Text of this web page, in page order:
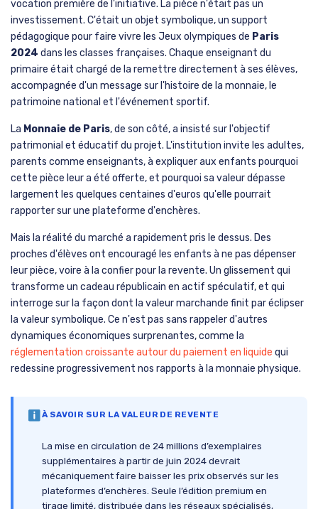
vocation première de l'initiative. La pièce n'était pas un
investissement. C'était un objet symbolique, un support
pédagogique pour faire vivre les Jeux olympiques de Paris
2024 dans les classes françaises. Chaque enseignant du
primaire était chargé de la remettre directement à ses élèves,
accompagnée d'un message sur l'histoire de la monnaie, le
patrimoine national et l'événement sportif.
La Monnaie de Paris, de son côté, a insisté sur l'objectif
patrimonial et éducatif du projet. L'institution invite les adultes,
parents comme enseignants, à expliquer aux enfants pourquoi
cette pièce leur a été offerte, et pourquoi sa valeur dépasse
largement les quelques centaines d'euros qu'elle pourrait
rapporter sur une plateforme d'enchères.
Mais la réalité du marché a rapidement pris le dessus. Des
proches d'élèves ont encouragé les enfants à ne pas dépenser
leur pièce, voire à la confier pour la revente. Un glissement qui
transforme un cadeau républicain en actif spéculatif, et qui
interroge sur la façon dont la valeur marchande finit par éclipser
la valeur symbolique. Ce n'est pas sans rappeler d'autres
dynamiques économiques surprenantes, comme la
réglementation croissante autour du paiement en liquide qui
redessine progressivement nos rapports à la monnaie physique.
À SAVOIR SUR LA VALEUR DE REVENTE
La mise en circulation de 24 millions d’exemplaires
supplémentaires à partir de juin 2024 devrait
mécaniquement faire baisser les prix observés sur les
plateformes d’enchères. Seule l’édition premium en
tirage limité, distribuée dans les réseaux spécialisés,